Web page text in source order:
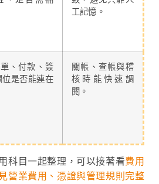
工記憶。
、付款、簽
位是否能連在
關帳、查帳與稽
核時能快速調
閱。
科目一起整理，可以接著看費用
營業費用、憑證與管理規則完整